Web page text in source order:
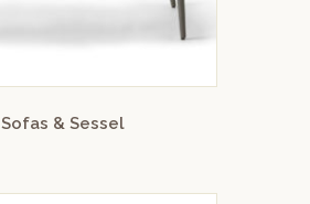
Sofas & Sessel